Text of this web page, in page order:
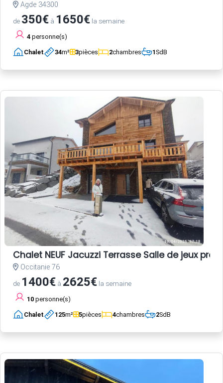
Agde 34300
de 350€ à 1650€ la semaine
4 personne(s)
Chalet 34m² 3pièces 2chambres 1SdB
Chalet NEUF Jacuzzi Terrasse Salle de jeux
Occitanie 76
de 1400€ à 2625€ la semaine
10 personne(s)
Chalet 125m² 5pièces 4chambres 2SdB